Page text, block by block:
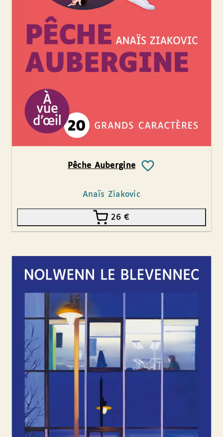
Pêche Aubergine
Anaïs Ziakovic
26€